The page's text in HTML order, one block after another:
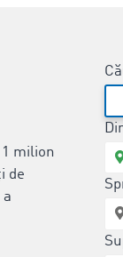
milion
de